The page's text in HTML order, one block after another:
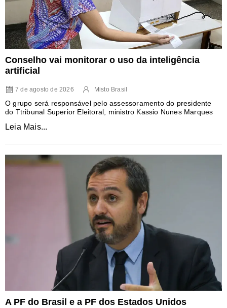
Conselho vai monitorar o uso da inteligência
artificial
7 de agosto de 2026 Misto Brasil
O grupo será responsável pelo assessoramento do presidente
do Ttribunal Superior Eleitoral, ministro Kassio Nunes Marques
Leia Mais...
A PF do Brasil e a PF dos Estados Unidos